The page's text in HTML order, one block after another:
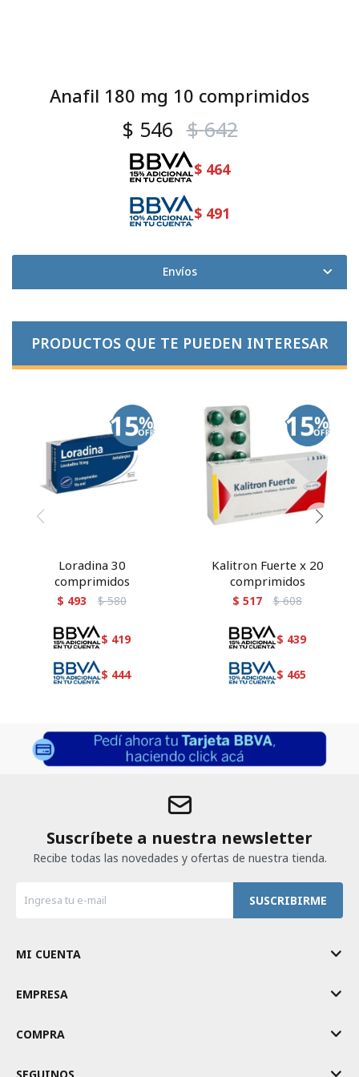
Anafil 180 mg 10 comprimidos
$ 546 $ 642
$ 464
$ 491
Envíos
PRODUCTOS QUE TE PUEDEN INTERESAR
Loradina 30
comprimidos
$ 493 $ 580
$ 419
$ 444
Kalitron Fuerte x 20
comprimidos
$ 517 $ 608
$ 439
$ 465
Suscríbete a nuestra newsletter
Recibe todas las novedades y ofertas de nuestra tienda.
SUSCRIBIRME
MI CUENTA
EMPRESA
COMPRA